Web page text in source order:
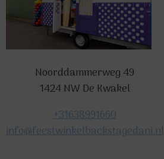
Noorddammerweg 49
1424 NW De Kwakel
+31638991660
info@feestwinkelbackstagedani.nl